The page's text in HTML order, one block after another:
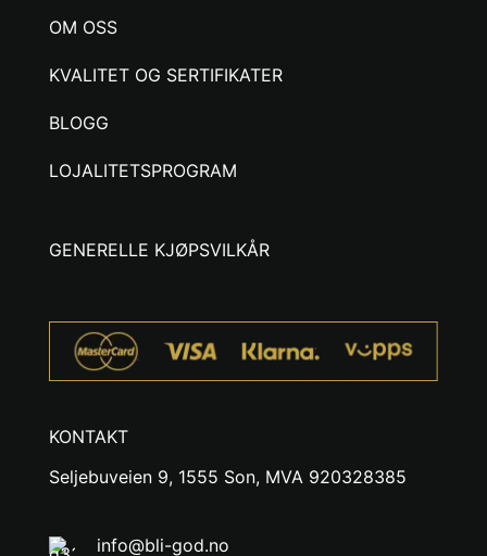
OM OSS
KVALITET OG SERTIFIKATER
BLOGG
LOJALITETSPROGRAM
GENERELLE KJØPSVILKÅR
KONTAKT
Seljebuveien 9, 1555 Son, MVA 920328385
info@bli-god.no